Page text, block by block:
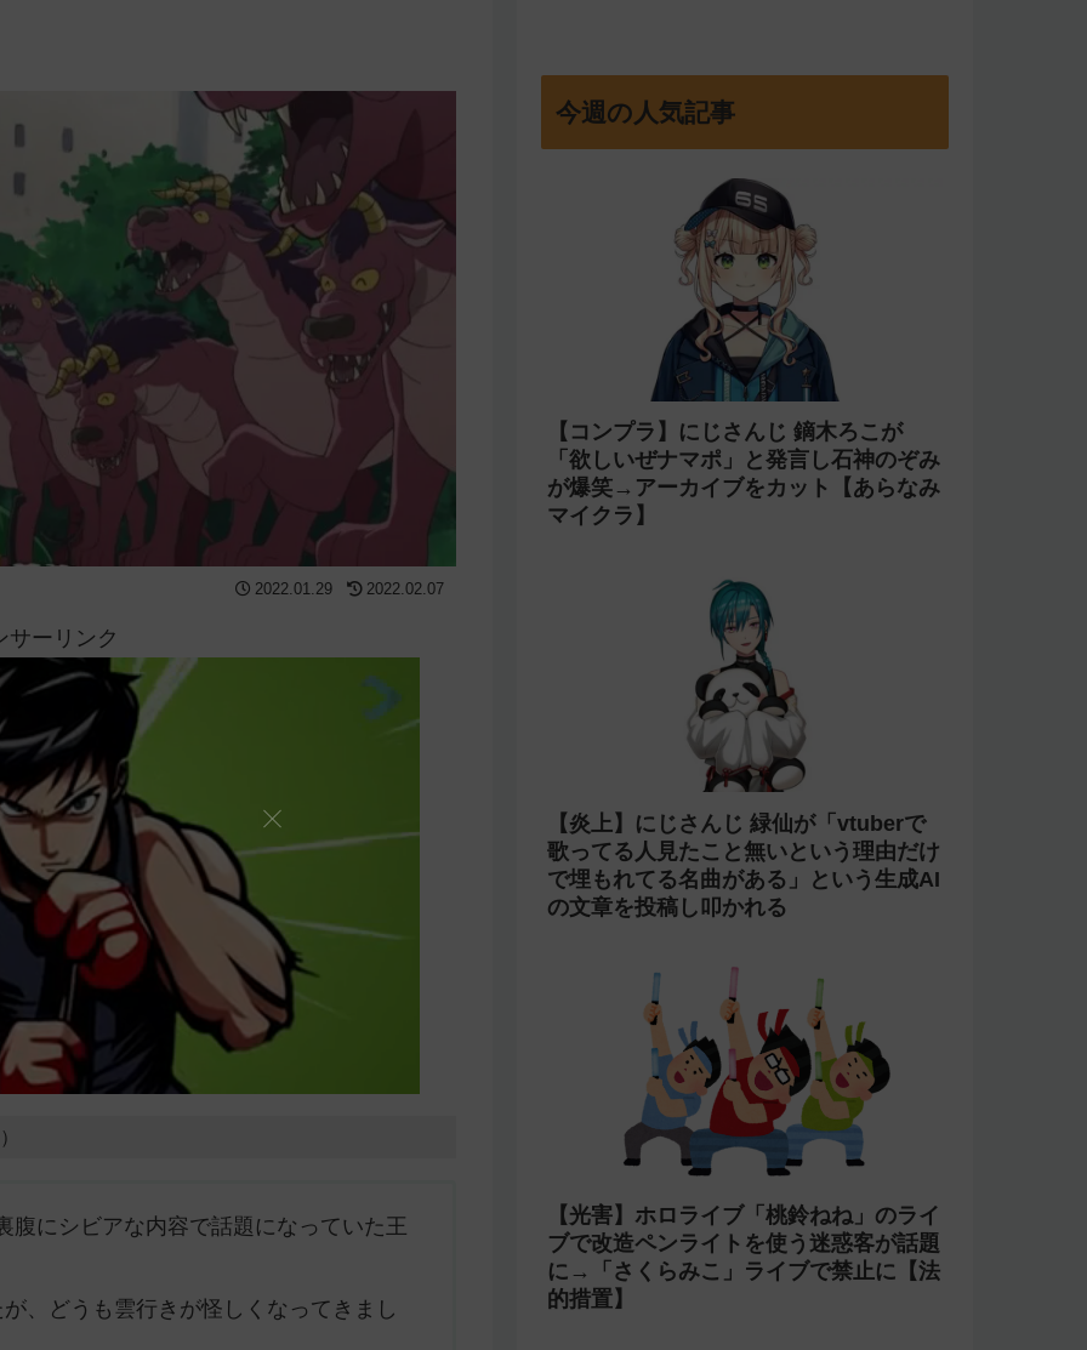
2022.01.29 2022.02.07
サーリンク
腹にシビアな内容で話題になっていた王
、どうも雲行きが怪しくなってきまし
今週の人気記事
【コンプラ】にじさんじ 鏑木ろこが
「欲しいぜナマポ」と発言し石神のぞみ
が爆笑→アーカイブをカット【あらなみ
マイクラ】
【炎上】にじさんじ 緑仙が「vtuberで
歌ってる人見たこと無いという理由だけ
で埋もれてる名曲がある」という生成AI
の文章を投稿し叩かれる
【光害】ホロライブ「桃鈴ねね」のライ
ブで改造ペンライトを使う迷惑客が話題
に→「さくらみこ」ライブで禁止に【法
的措置】